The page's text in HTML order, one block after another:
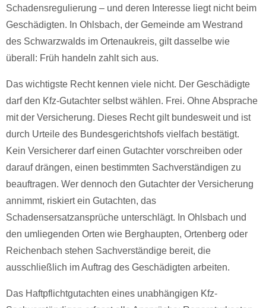
Schadensregulierung – und deren Interesse liegt nicht beim
Geschädigten. In Ohlsbach, der Gemeinde am Westrand
des Schwarzwalds im Ortenaukreis, gilt dasselbe wie
überall: Früh handeln zahlt sich aus.
Das wichtigste Recht kennen viele nicht. Der Geschädigte
darf den Kfz-Gutachter selbst wählen. Frei. Ohne Absprache
mit der Versicherung. Dieses Recht gilt bundesweit und ist
durch Urteile des Bundesgerichtshofs vielfach bestätigt.
Kein Versicherer darf einen Gutachter vorschreiben oder
darauf drängen, einen bestimmten Sachverständigen zu
beauftragen. Wer dennoch den Gutachter der Versicherung
annimmt, riskiert ein Gutachten, das
Schadensersatzansprüche unterschlägt. In Ohlsbach und
den umliegenden Orten wie Berghaupten, Ortenberg oder
Reichenbach stehen Sachverständige bereit, die
ausschließlich im Auftrag des Geschädigten arbeiten.
Das Haftpflichtgutachten eines unabhängigen Kfz-